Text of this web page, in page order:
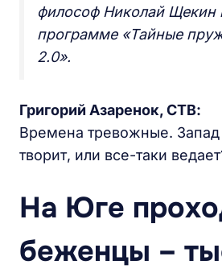
философ Николай Щекин
программе «Тайные
2.0».
Григорий Азаренок, СТВ:
Времена тревожные. Запад
творит, или все-таки
На Юге
беженцы –